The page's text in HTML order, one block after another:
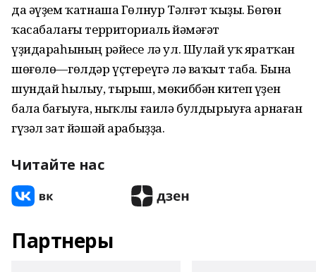
да әүҙем ҡатнаша Гөлнур Тәлғәт ҡыҙы. Бөгөн
ҡасабалағы территориаль йәмәғәт
үҙидараһының рәйесе лә ул. Шулай уҡ яратҡан
шөғөлө—гөлдәр үҫтереүгә лә ваҡыт таба. Бына
шундай һылыу, тырыш, мөкиббән китеп үҙен
бала бағыуға, ныҡлы ғаилә булдырыуға арнаған
гүзәл зат йәшәй арабыҙҙа.
Читайте нас
Партнеры